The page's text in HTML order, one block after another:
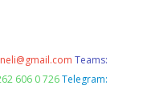
Teams:
606 0 726 Telegram: